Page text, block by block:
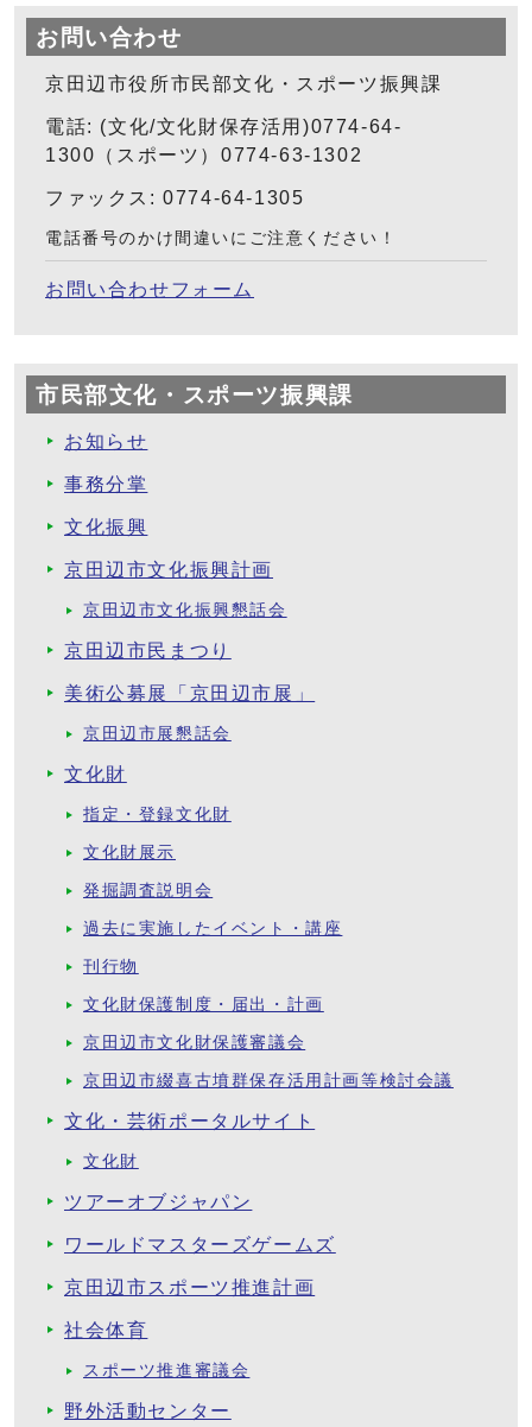
お問い合わせ
京田辺市役所市民部文化・スポーツ振興課
電話: (文化/文化財保存活用)0774-64-
1300（スポーツ）0774-63-1302
ファックス: 0774-64-1305
電話番号のかけ間違いにご注意ください！
お問い合わせフォーム
市民部文化・スポーツ振興課
お知らせ
事務分掌
文化振興
京田辺市文化振興計画
京田辺市文化振興懇話会
京田辺市民まつり
美術公募展「京田辺市展」
京田辺市展懇話会
文化財
指定・登録文化財
文化財展示
発掘調査説明会
過去に実施したイベント・講座
刊行物
文化財保護制度・届出・計画
京田辺市文化財保護審議会
京田辺市綴喜古墳群保存活用計画等検討会議
文化・芸術ポータルサイト
文化財
ツアーオブジャパン
ワールドマスターズゲームズ
京田辺市スポーツ推進計画
社会体育
スポーツ推進審議会
野外活動センター